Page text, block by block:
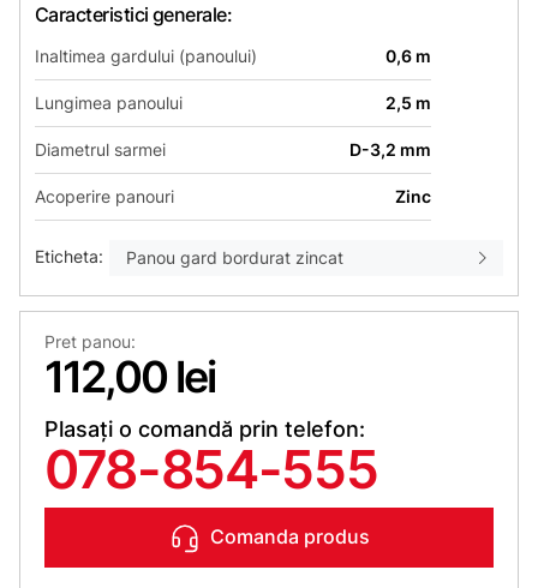
Caracteristici generale:
Inaltimea gardului (panoului) 0,6 m
Lungimea panoului 2,5 m
Diametrul sarmei D-3,2 mm
Acoperire panouri Zinc
Eticheta: Panou gard bordurat zincat
Pret panou:
112,00 lei
Plasați o comandă prin telefon:
078-854-555
Comanda produs